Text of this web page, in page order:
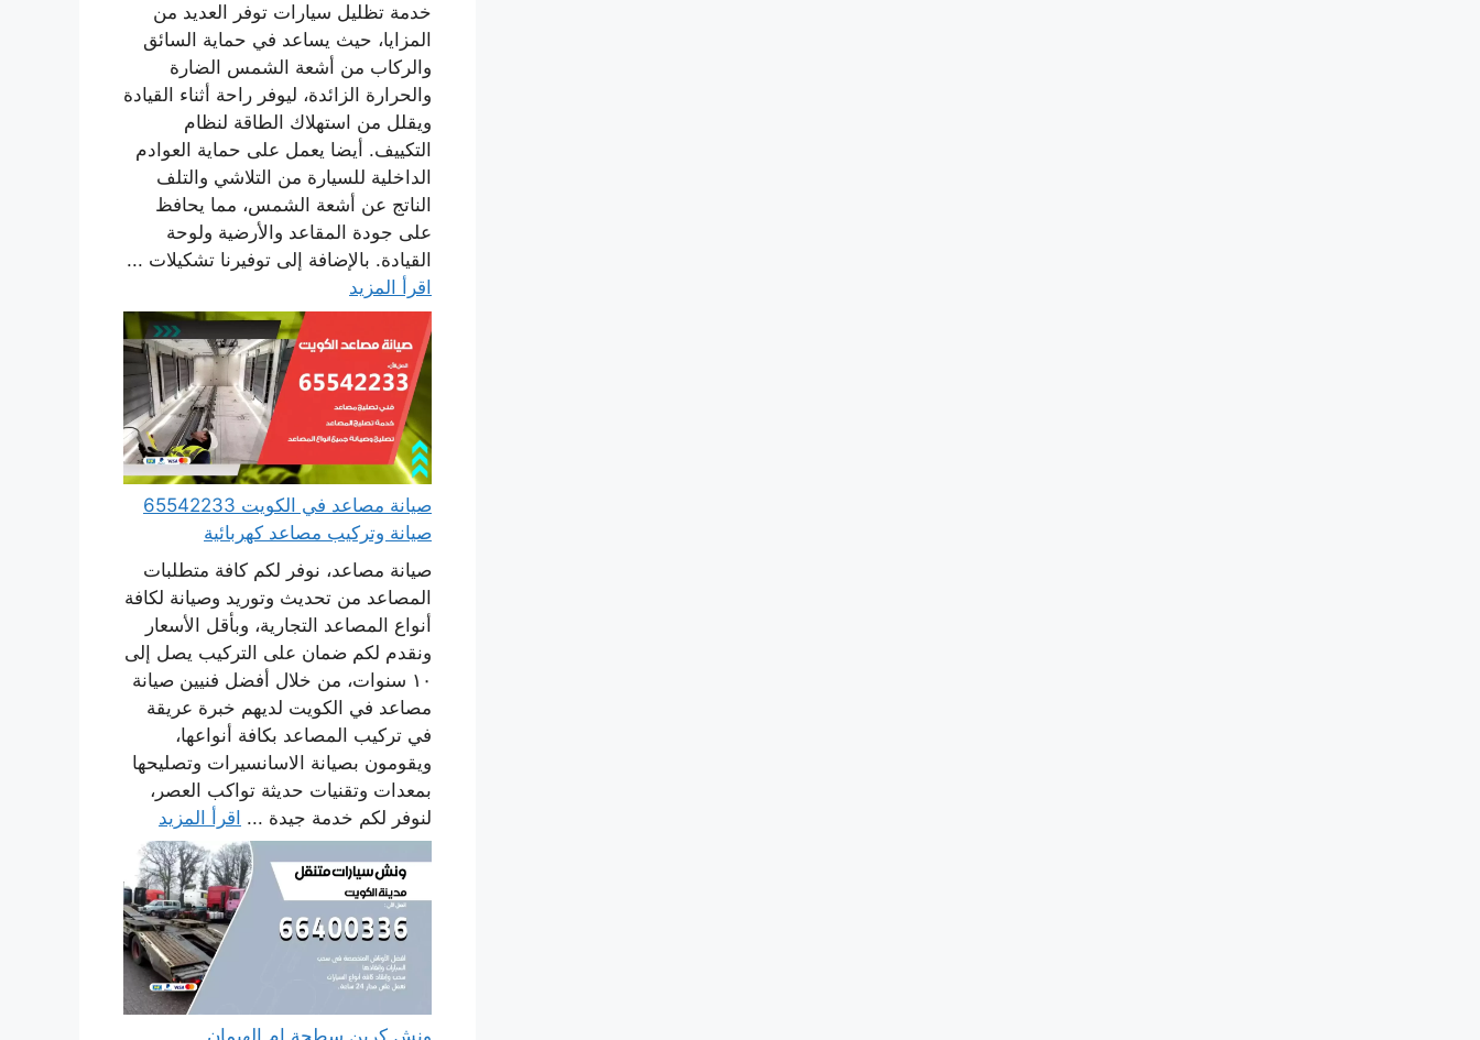
خدمة تظليل سيارات توفر العديد من
المزايا، حيث يساعد في حماية السائق
والركاب من أشعة الشمس الضارة
والحرارة الزائدة، ليوفر راحة أثناء القيادة
ويقلل من استهلاك الطاقة لنظام
التكييف. أيضا يعمل على حماية العوادم
الداخلية للسيارة من التلاشي والتلف
الناتج عن أشعة الشمس، مما يحافظ
على جودة المقاعد والأرضية ولوحة
القيادة. بالإضافة إلى توفيرنا تشكيلات ...
اقرأ المزيد
صيانة مصاعد في الكويت 65542233
صيانة وتركيب مصاعد كهربائية
صيانة مصاعد، نوفر لكم كافة متطلبات
المصاعد من تحديث وتوريد وصيانة لكافة
أنواع المصاعد التجارية، وبأقل الأسعار
ونقدم لكم ضمان على التركيب يصل إلى
١٠ سنوات، من خلال أفضل فنيين صيانة
مصاعد في الكويت لديهم خبرة عريقة
في تركيب المصاعد بكافة أنواعها،
ويقومون بصيانة الاسانسيرات وتصليحها
بمعدات وتقنيات حديثة تواكب العصر،
لنوفر لكم خدمة جيدة ... اقرأ المزيد
ونش كرين سطحة ام الهيمان